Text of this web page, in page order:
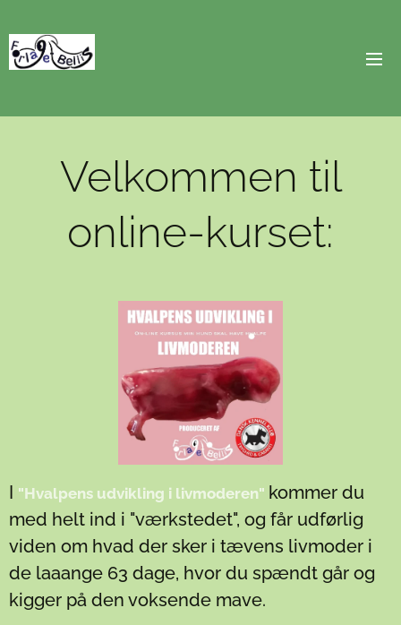
Velkommen til
online-kurset:
I "Hvalpens udvikling i livmoderen" kommer du
med helt ind i "værkstedet", og får udførlig
viden om hvad der sker i tævens livmoder i
de laaange 63 dage, hvor du spændt går og
kigger på den voksende mave.